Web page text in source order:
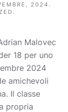
2024 .
.
Malovec
18 per uno
2024
amichevoli
Il classe
propria